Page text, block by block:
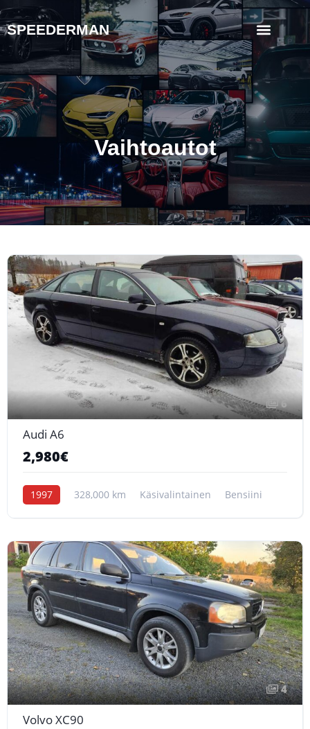
SPEEDERMAN
Vaihtoautot
6
Audi A6
2,980€
1997 328,000 km Käsivalintainen Bensiini
4
Volvo XC90